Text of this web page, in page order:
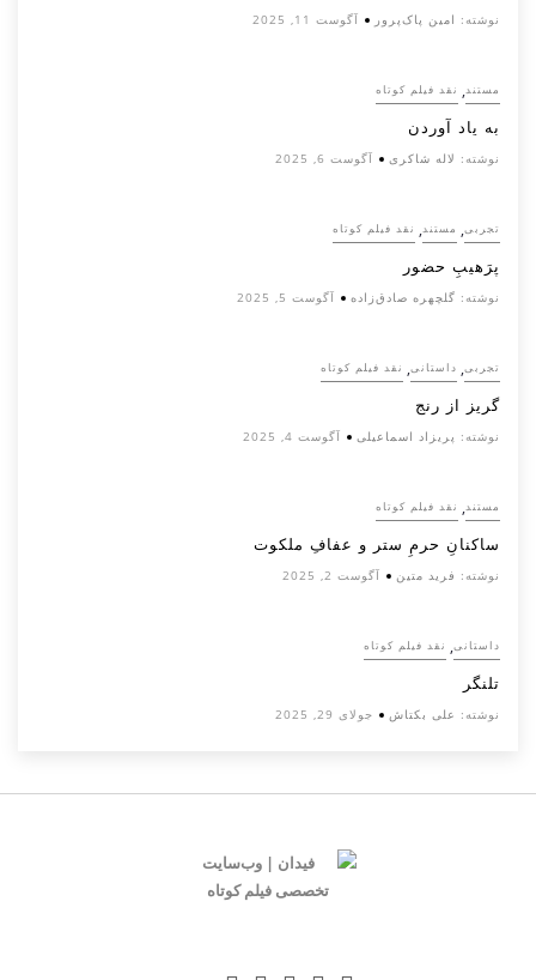
نوشته: امین پاک‌پرور آگوست 11, 2025
مستند, نقد فیلم کوتاه
به یاد آوردن
نوشته: لاله شاکری آگوست 6, 2025
تجربی, مستند, نقد فیلم کوتاه
پرَهیب‌ِ حضور
نوشته: گلچهره صادق‌زاده آگوست 5, 2025
تجربی, داستانی, نقد فیلم کوتاه
گریز از رنج
نوشته: پریزاد اسماعیلی آگوست 4, 2025
مستند, نقد فیلم کوتاه
ساکنانِ حرمِ ستر و عفافِ ملکوت
نوشته: فرید متین آگوست 2, 2025
داستانی, نقد فیلم کوتاه
تلنگر
نوشته: علی بکتاش جولای 29, 2025